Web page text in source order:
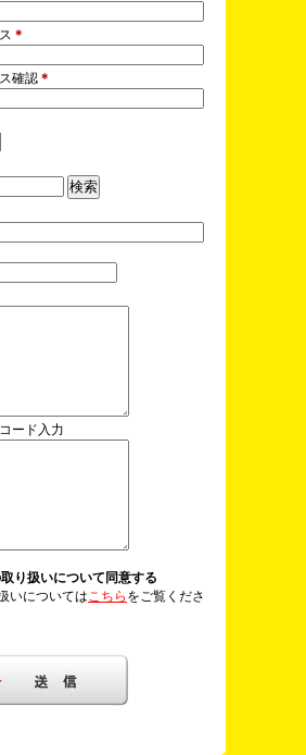
＊
確認 ＊
ード入力
り扱いについて同意する
いについては こちら をご覧くださ